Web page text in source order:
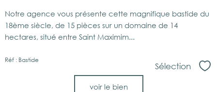
Notre agence vous présente cette magnifique bastide du
18ème siècle, de 15 pièces sur un domaine de 14
hectares, situé entre Saint Maximim...
Réf : Bastide
Sélection
voir le bien